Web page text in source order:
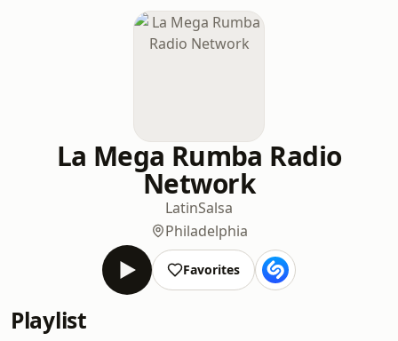
La Mega Rumba Radio
Network
LatinSalsa
Philadelphia
Favorites
Playlist